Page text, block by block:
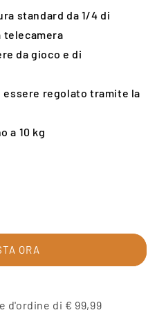
standard da 1/4 di
telecamera
da gioco e di
essere regolato tramite la
a 10 kg
ORA
d'ordine di € 99,99